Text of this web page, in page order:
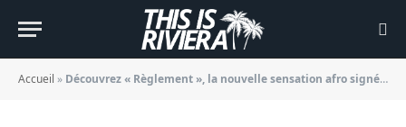
Accueil » Découvrez « Règlement », la nouvelle sensation afro signée Kany
signée Kany
BY JADE MORGANE BLOGGER 20/10/2022